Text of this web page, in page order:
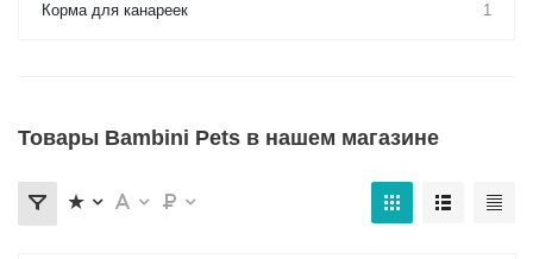
Корма для канареек
1
Товары Bambini Pets в нашем магазине